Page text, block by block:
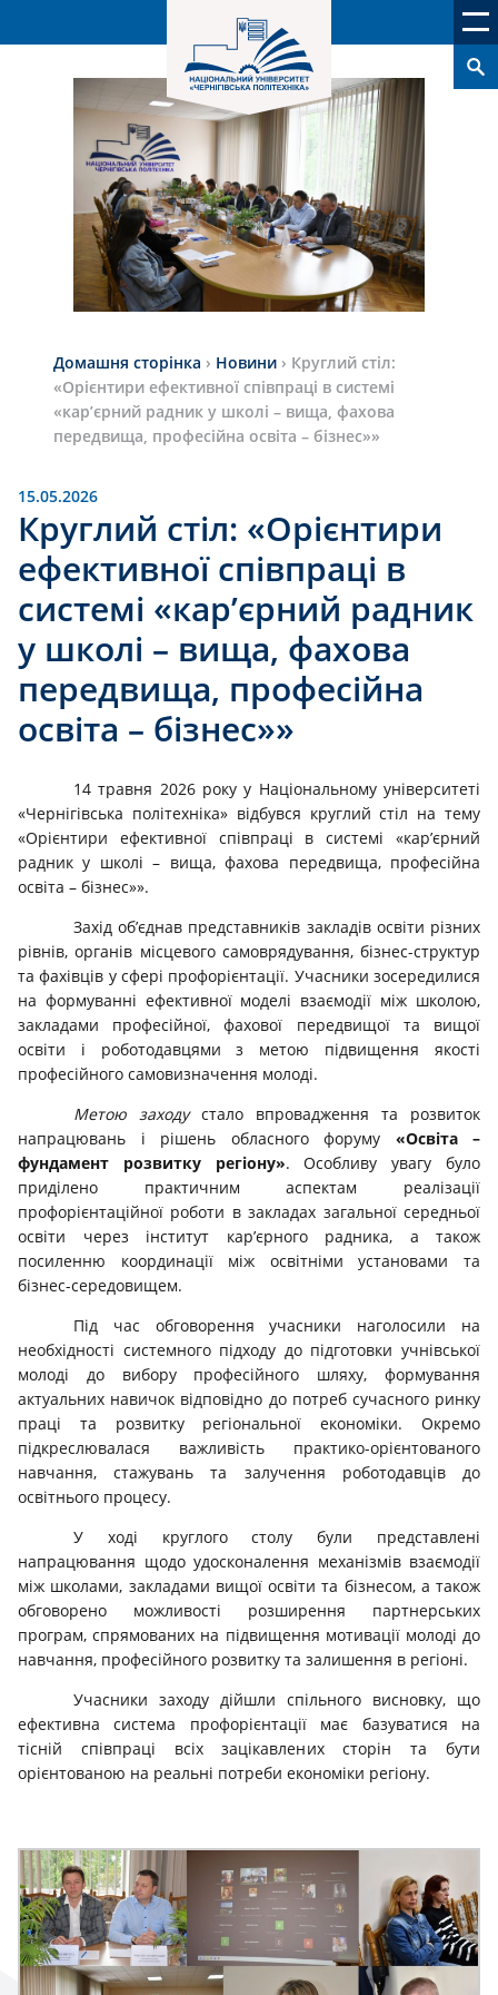
Домашня сторінка › Новини › Круглий стіл:
«Орієнтири ефективної співпраці в системі
«кар’єрний радник у школі – вища, фахова
передвища, професійна освіта – бізнес»»
15.05.2026
Круглий стіл: «Орієнтири
ефективної співпраці в
системі «кар’єрний радник
у школі – вища, фахова
передвища, професійна
освіта – бізнес»»
14 травня 2026 року у Національному університеті
«Чернігівська політехніка» відбувся круглий стіл на тему
«Орієнтири ефективної співпраці в системі «кар’єрний
радник у школі – вища, фахова передвища, професійна
освіта – бізнес»».
Захід об’єднав представників закладів освіти різних
рівнів, органів місцевого самоврядування, бізнес-структур
та фахівців у сфері профорієнтації. Учасники зосередилися
на формуванні ефективної моделі взаємодії між школою,
закладами професійної, фахової передвищої та вищої
освіти і роботодавцями з метою підвищення якості
професійного самовизначення молоді.
Метою заходустало впровадження та розвиток
напрацювань і рішень обласного форуму «Освіта –
фундамент розвитку регіону». Особливу увагу було
приділено практичним аспектам реалізації
профорієнтаційної роботи в закладах загальної середньої
освіти через інститут кар’єрного радника, а також
посиленню координації між освітніми установами та
бізнес-середовищем.
Під час обговорення учасники наголосили на
необхідності системного підходу до підготовки учнівської
молоді до вибору професійного шляху, формування
актуальних навичок відповідно до потреб сучасного ринку
праці та розвитку регіональної економіки. Окремо
підкреслювалася важливість практико-орієнтованого
навчання, стажувань та залучення роботодавців до
освітнього процесу.
У ході круглого столу були представлені
напрацювання щодо удосконалення механізмів взаємодії
між школами, закладами вищої освіти та бізнесом, а також
обговорено можливості розширення партнерських
програм, спрямованих на підвищення мотивації молоді до
навчання, професійного розвитку та залишення в регіоні.
Учасники заходу дійшли спільного висновку, що
ефективна система профорієнтації має базуватися на
тісній співпраці всіх зацікавлених сторін та бути
орієнтованою на реальні потреби економіки регіону.